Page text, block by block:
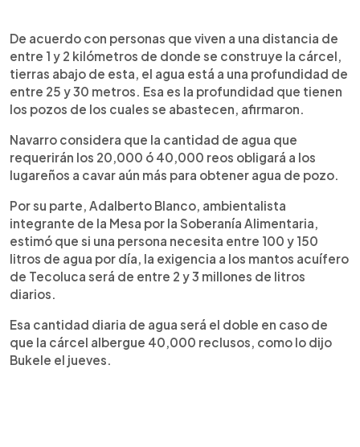
De acuerdo con personas que viven a una distancia de
entre 1 y 2 kilómetros de donde se construye la cárcel,
tierras abajo de esta, el agua está a una profundidad de
entre 25 y 30 metros. Esa es la profundidad que tienen
los pozos de los cuales se abastecen, afirmaron.
Navarro considera que la cantidad de agua que
requerirán los 20,000 ó 40,000 reos obligará a los
lugareños a cavar aún más para obtener agua de pozo.
Por su parte, Adalberto Blanco, ambientalista
integrante de la Mesa por la Soberanía Alimentaria,
estimó que si una persona necesita entre 100 y 150
litros de agua por día, la exigencia a los mantos acuífero
de Tecoluca será de entre 2 y 3 millones de litros
diarios.
Esa cantidad diaria de agua será el doble en caso de
que la cárcel albergue 40,000 reclusos, como lo dijo
Bukele el jueves.